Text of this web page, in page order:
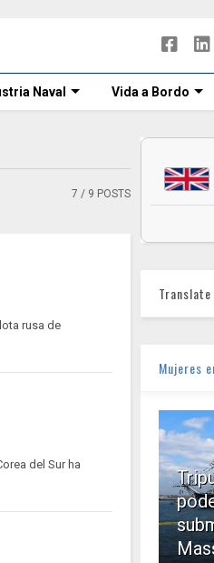
Naval Vida a Bordo
7 / 9 POSTS
rusa de
del Sur ha
Translate
Mujeres